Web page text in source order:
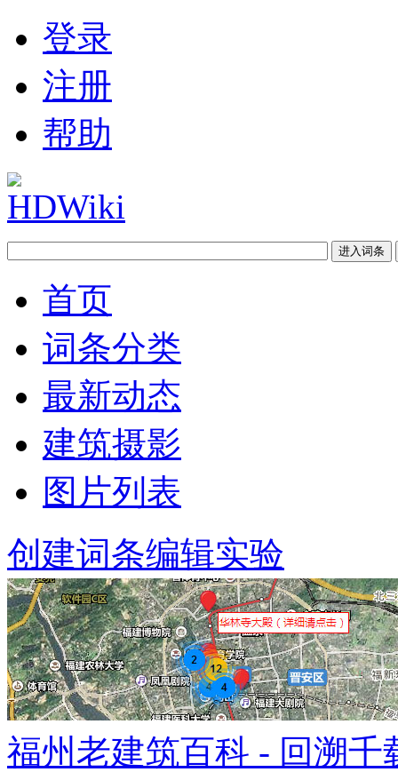
登录
注册
帮助
首页
词条分类
最新动态
建筑摄影
图片列表
创建词条编辑实验
福州老建筑百科 - 回溯